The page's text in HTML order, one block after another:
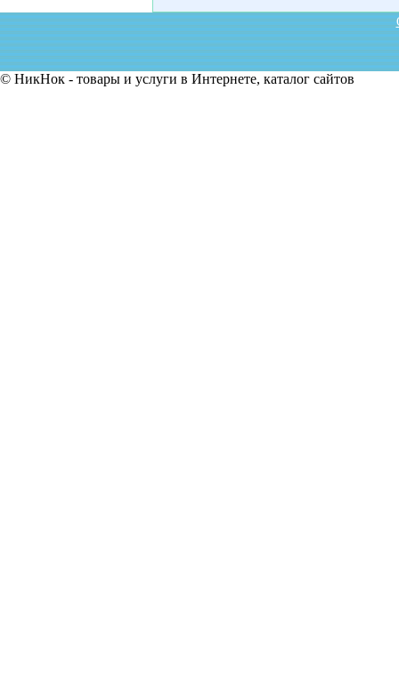
© НикНок - товары и услуги в Интернете, каталог сайтов